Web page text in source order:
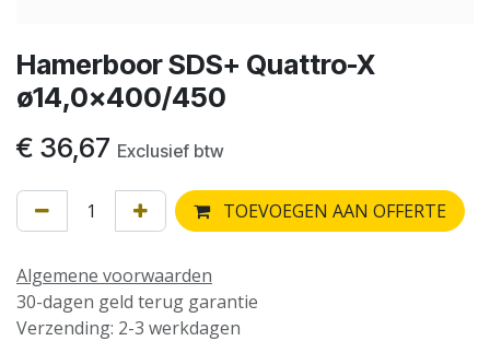
Hamerboor SDS+ Quattro-X
ø14,0x400/450
€ 36,67 Exclusief btw
TOEVOEGEN AAN OFFERTE
Algemene voorwaarden
30-dagen geld terug garantie
Verzending: 2-3 werkdagen